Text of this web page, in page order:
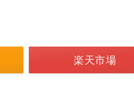
楽天市場